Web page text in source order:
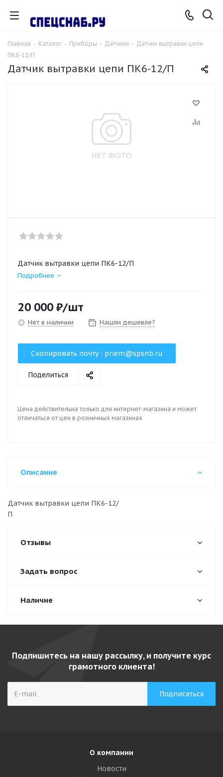
Главная - Каталог - Приборы - Датчики - Датчик вытравки цепи
ПК6-12/П
Датчик вытравки цепи ПК6-12/П
Датчик вытравки цепи ПК6-12/П
Подробнее
20 000 ₽/шт
Нет в наличии Нашли дешевле?
Скопировать почту : priem@spsnb.ru
Поделиться
Цена действительна только для интернет-магазина и может
отличаться от цен в розничных магазинах
Описание
Датчик вытравки цепи ПК6-12/
Отзывы
Задать вопрос
Наличие
Подпишитесь на нашу рассылку, и получите курс
грамотного клиента!
О компании
Новости